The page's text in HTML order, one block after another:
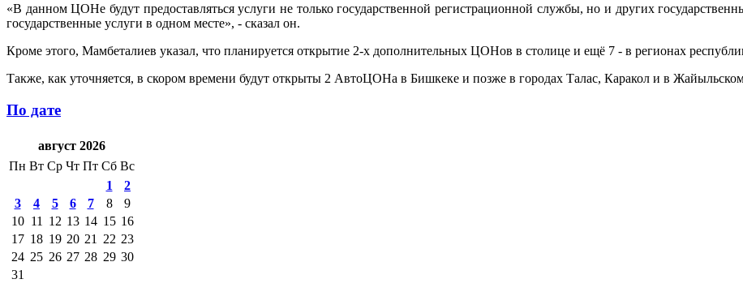
«В данном ЦОНе будут предоставляться услуги не только государственной регистрационной службы, но и других
государственные услуги в одном месте», - сказал он.
Кроме этого, Мамбеталиев указал, что планируется открытие 2-х дополнительных ЦОНов в столице и ещё 7 - в регионах
Также, как уточняется, в скором времени будут открыты 2 АвтоЦОНа в Бишкеке и позже в городах Талас, Каракол и в
По дате
август 2026
Пн Вт Ср Чт Пт Сб Вс
1
2
3
4 5 6 7 8
9
10 11 12 13 14 15 16
17 18 19 20 21 22 23
24 25 26 27 28 29 30
31